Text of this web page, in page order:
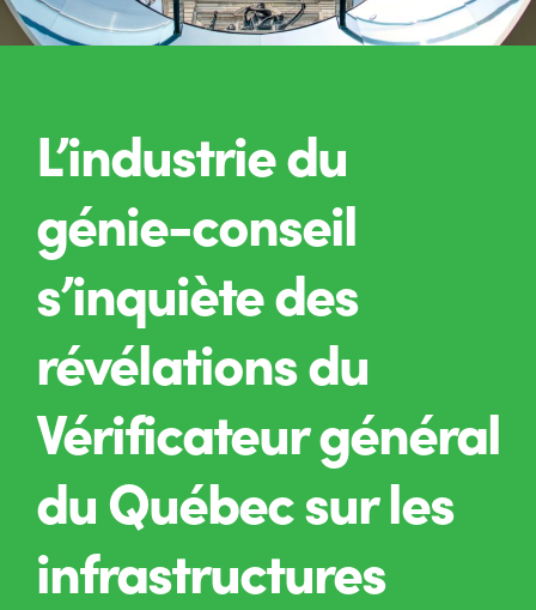
L’industrie du
génie-conseil
s’inquiète des
révélations du
Vérificateur général
du Québec sur les
infrastructures